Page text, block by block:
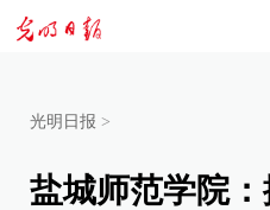
光明日报 >
盐城师范学院